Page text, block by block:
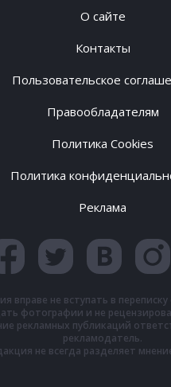
О сайте
Контакты
Пользовательское
Правообладателям
Политика Cookies
Политика
Реклама
вправе не вступать в
фотографии и не
рекламных публикаций
рекламодатель.
не всегда разделяет